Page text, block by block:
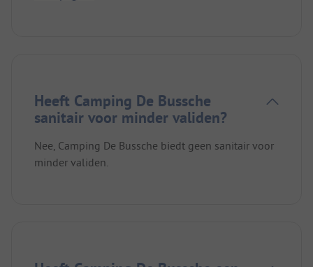
Heeft Camping De Bussche
sanitair voor minder validen?
Nee, Camping De Bussche biedt geen sanitair voor
minder validen.